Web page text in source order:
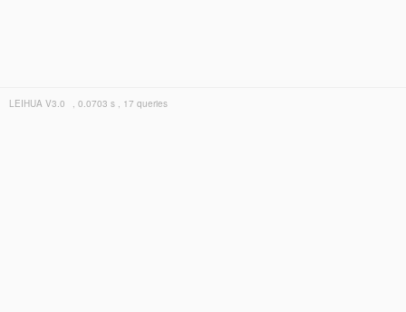
LEIHUA V3.0 , 0.0703 s , 17 queries